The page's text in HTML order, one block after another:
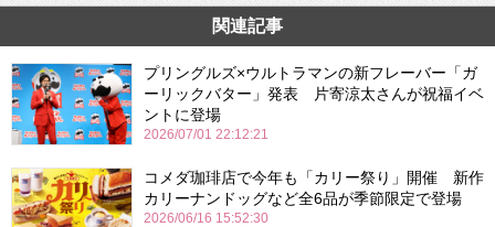
関連記事
プリングルズ×ウルトラマンの新フレーバー「ガ
ーリックバター」発表 片寄涼太さんが祝福イベ
ントに登場
2026/07/01 22:12:21
コメダ珈琲店で今年も「カリー祭り」開催 新作
カリーナンドッグなど全6品が季節限定で登場
2026/06/16 15:52:30